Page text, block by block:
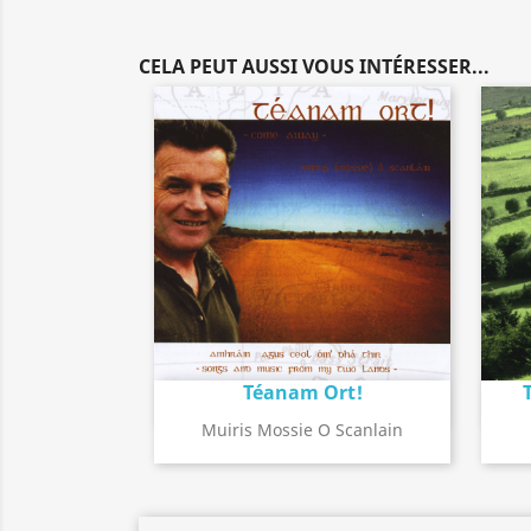
CELA PEUT AUSSI VOUS INTÉRESSER...
Téanam Ort!
Muiris Mossie O Scanlain
Détail de l'album